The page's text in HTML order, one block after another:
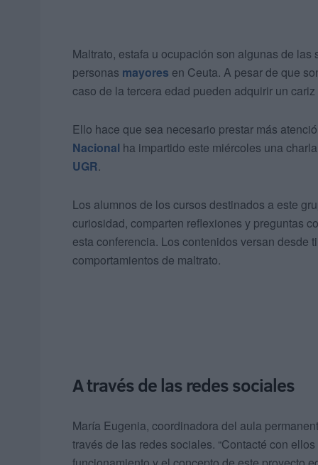
Maltrato, estafa u ocupación son algunas de
personas mayores en Ceuta. A pesar de que
caso de la tercera edad pueden adquirir un
Ello hace que sea necesario prestar más
Nacional ha impartido este miércoles una
UGR.
Los alumnos de los cursos destinados a este
curiosidad, comparten reflexiones y preguntas
esta conferencia. Los contenidos versan desde
comportamientos de maltrato.
A través de las redes sociales
María Eugenia, coordinadora del aula
través de las redes sociales. “Contacté con